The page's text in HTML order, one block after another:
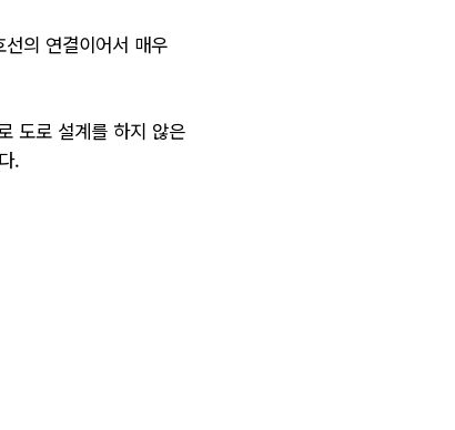
의 연결이어서 매우
도로 설계를 하지 않은
.